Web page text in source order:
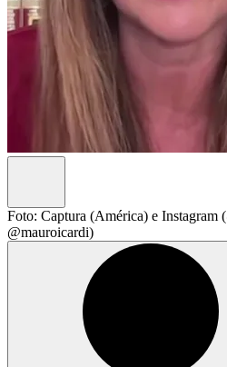
Foto: Captura (América) e Instagram
@mauroicardi)